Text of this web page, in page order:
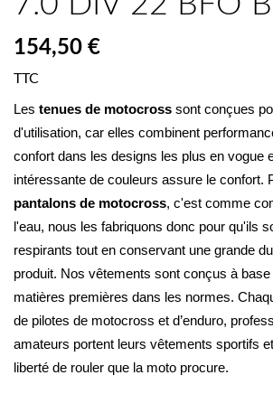
154,50 €
TTC
Les tenues de motocross sont conçues
d'utilisation, car elles combinent
confort dans les designs les plus en vogue
pantalons de motocross, c'est comme
l'eau, nous les fabriquons donc pour qu'ils
respirants tout en conservant une grande
produit. Nos vêtements sont conçus à
matières premières dans les normes.
de pilotes de motocross et d’enduro,
amateurs portent leurs vêtements sportifs
liberté de rouler que la moto procure.